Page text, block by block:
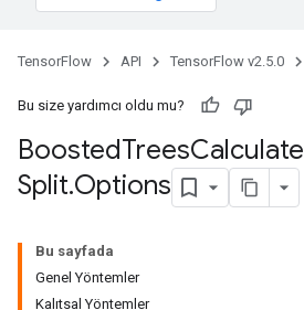
TensorFlow API TensorFlow v2.5.0
Bu size yardımcı oldu mu?
BoostedTreesCalculate
Split.Options
Bu sayfada
Genel Yöntemler
Kalıtsal Yöntemler